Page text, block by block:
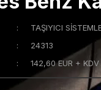
TAŞIYICI
24313
142,60 EUR + KDV